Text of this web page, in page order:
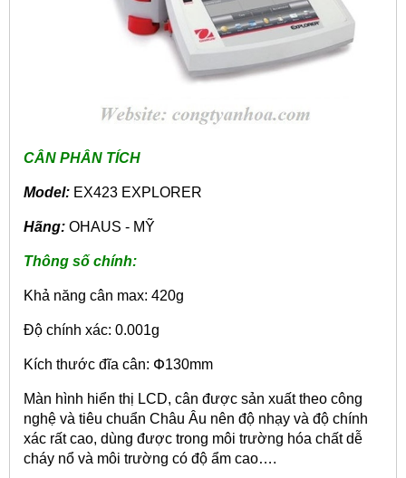
CÂN PHÂN TÍCH
Model: EX423 EXPLORER
Hãng: OHAUS - MỸ
Thông số chính:
Khả năng cân max: 420g
Độ chính xác: 0.001g
Kích thước đĩa cân: Փ130mm
Màn hình hiển thị LCD, cân được sản xuất theo công
nghệ và tiêu chuẩn Châu Âu nên độ nhạy và độ chính
xác rất cao, dùng được trong môi trường hóa chất dễ
cháy nổ và môi trường có độ ẩm cao….